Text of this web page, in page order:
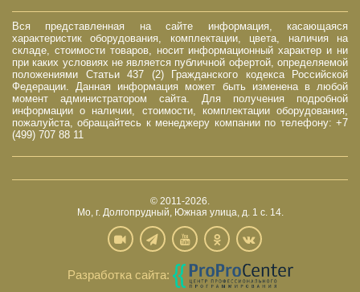
Вся представленная на сайте информация, касающаяся
характеристик оборудования, комплектации, цвета, наличия на
складе, стоимости товаров, носит информационный характер и ни
при каких условиях не является публичной офертой, определяемой
положениями Статьи 437 (2) Гражданского кодекса Российской
Федерации. Данная информация может быть изменена в любой
момент администратором сайта. Для получения подробной
информации о наличии, стоимости, комплектации оборудования,
пожалуйста, обращайтесь к менеджеру компании по телефону: +7
(499) 707 88 11
© 2011-2026.
Мо, г. Долгопрудный, Южная улица, д. 1 с. 14.
Разработка сайта: